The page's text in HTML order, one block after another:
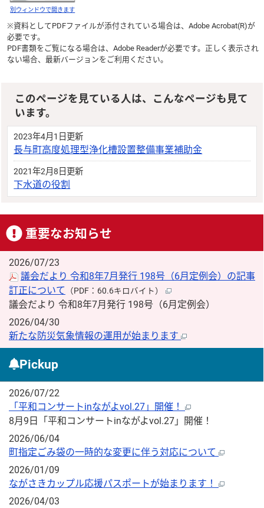
別ウィンドウで開きます
※資料としてPDFファイルが添付されている場合は、Adobe Acrobat(R)が
必要です。
PDF書類をご覧になる場合は、Adobe Readerが必要です。正しく表示され
ない場合、最新バージョンをご利用ください。
このページを見ている人は、こんなページも見て
います。
2023年4月1日更新
長与町高度処理型浄化槽設置整備事業補助金
2021年2月8日更新
下水道の役割
重要なお知らせ
2026/07/23
議会だより 令和8年7月発行 198号（6月定例会）の記事
訂正について （PDF：60.6キロバイト）
議会だより 令和8年7月発行 198号（6月定例会）
2026/04/30
新たな防災気象情報の運用が始まります
Pickup
2026/07/22
「平和コンサートinながよvol.27」開催！
8月9日「平和コンサートinながよvol.27」開催！
2026/06/04
町指定ごみ袋の一時的な変更に伴う対応について
2026/01/09
ながさきカップル応援パスポートが始まります！
2026/04/03